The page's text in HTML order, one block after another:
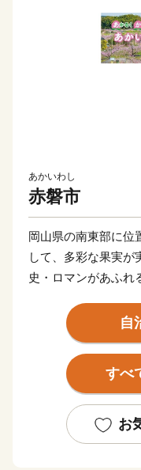
あかいわし
赤磐市
岡山県の南東部に位
して、多彩な果実が
史・ロマンがあふれ
このすばらしい“ふ
人が健康で笑顔に
りたい。こんな夢
となったまちづく
皆さんの心にいつま
い。その思いを 赤
自
すべ
お